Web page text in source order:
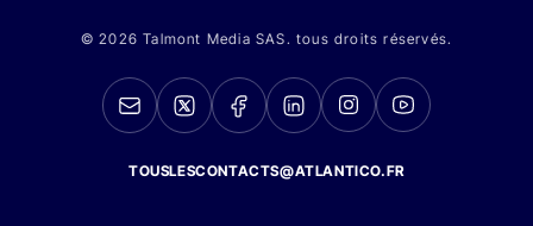
© 2026 Talmont Media SAS. tous droits réservés.
TOUSLESCONTACTS@ATLANTICO.FR